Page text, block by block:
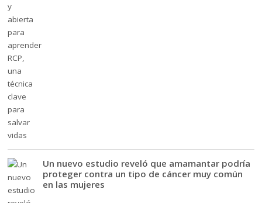
Un nuevo estudio reveló que amamantar podría
proteger contra un tipo de cáncer muy común
en las mujeres